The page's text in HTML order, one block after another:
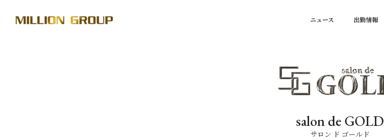
ニュース 出勤情報
salon de GOLD
サロン ド ゴールド